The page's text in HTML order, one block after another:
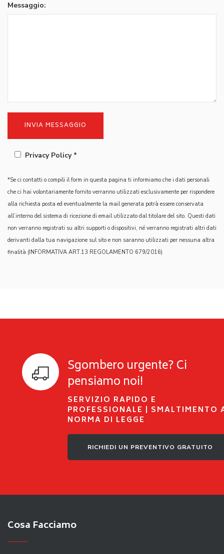
Messaggio:
Privacy Policy *
*Se ci contatti o compili il form in questa pagina ti informiamo che i dati personali
che ci hai volontariamente fornito verranno utilizzati esclusivamente per rispondere
alla richiesta posta ed eventualmente la mail generata potrà essere conservata
all’interno del sistema di ricezione di email utilizzato dal titolare del sito. Questi dati
non verranno registrati su altri supporti o dispositivi, né verranno registrati altri dati
derivanti dalla tua navigazione sul sito e non saranno utilizzati per nessuna altra
finalità (INFORMATIVA ART.13 REGOLAMENTO 679/2016)
Sgombero urgente? Ci
pensiamo noi!
SERVIZIO RAPIDO E
PROFESSIONALE | SMALTIMENTO
NORMA DI LEGGE
RICHIEDI UN PREVENTIVO GRATUITO
Cosa Facciamo